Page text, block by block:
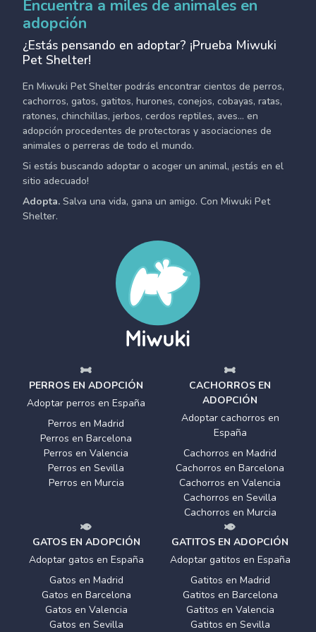
Encuentra a miles de animales en
adopción
¿Estás pensando en adoptar? ¡Prueba Miwuki
Pet Shelter!
En Miwuki Pet Shelter podrás encontrar cientos de perros,
cachorros, gatos, gatitos, hurones, conejos, cobayas, ratas,
ratones, chinchillas, jerbos, cerdos reptiles, aves... en
adopción procedentes de protectoras y asociaciones de
animales o perreras de todo el mundo.
Si estás buscando adoptar o acoger un animal, ¡estás en el
sitio adecuado!
Adopta. Salva una vida, gana un amigo. Con Miwuki Pet
Shelter.
PERROS EN ADOPCIÓN
Adoptar perros en España
Perros en Madrid
Perros en Barcelona
Perros en Valencia
Perros en Sevilla
Perros en Murcia
CACHORROS EN
ADOPCIÓN
Adoptar cachorros en
España
Cachorros en Madrid
Cachorros en Barcelona
Cachorros en Valencia
Cachorros en Sevilla
Cachorros en Murcia
GATOS EN ADOPCIÓN
Adoptar gatos en España
Gatos en Madrid
Gatos en Barcelona
Gatos en Valencia
Gatos en Sevilla
GATITOS EN ADOPCIÓN
Adoptar gatitos en España
Gatitos en Madrid
Gatitos en Barcelona
Gatitos en Valencia
Gatitos en Sevilla